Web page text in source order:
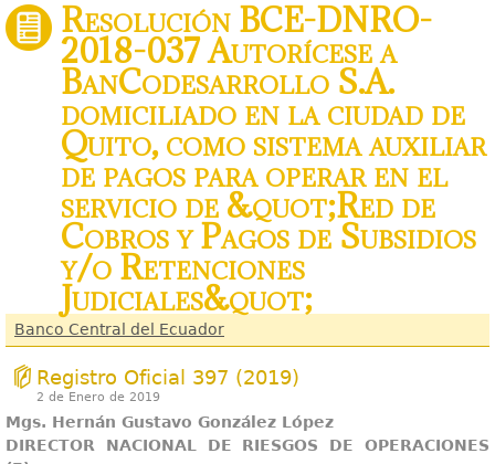
Resolución BCE-DNRO-
2018-037 Autorícese a
BanCodesarrollo S.A.
domiciliado en la ciudad de
Quito, como sistema auxiliar
de pagos para operar en el
servicio de &quot;Red de
Cobros y Pagos de Subsidios
y/o Retenciones
Judiciales&quot;
Banco Central del Ecuador
Registro Oficial 397 (2019)
2 de Enero de 2019
Mgs. Hernán Gustavo González López
DIRECTOR NACIONAL DE RIESGOS DE OPERACIONES